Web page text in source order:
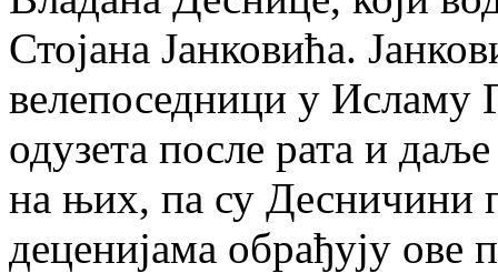
Стојана Јанковића.
велепоседници у Исламу
одузета после рата и
на њих, па су Десничини
деценијама обрађују